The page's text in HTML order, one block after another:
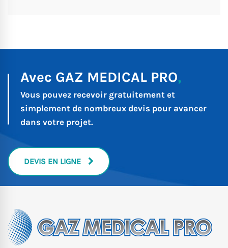
Avec GAZ MEDICAL PRO,
Vous pouvez recevoir gratuitement et
simplement de nombreux devis pour avancer
dans votre projet.
DEVIS EN LIGNE